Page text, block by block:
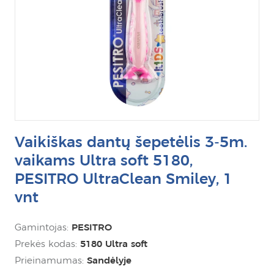
Vaikiškas dantų šepetėlis 3-5m.
vaikams Ultra soft 5180,
PESITRO UltraClean Smiley, 1
vnt
Gamintojas: PESITRO
Prekės kodas: 5180 Ultra soft
Prieinamumas: Sandėlyje